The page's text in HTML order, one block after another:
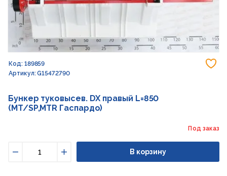
Код: 189859
Артикул: G15472790
Бункер туковысев. DX правый L=850
(MT/SP,MTR Гаспардо)
Под заказ
Увеличить
В корзину